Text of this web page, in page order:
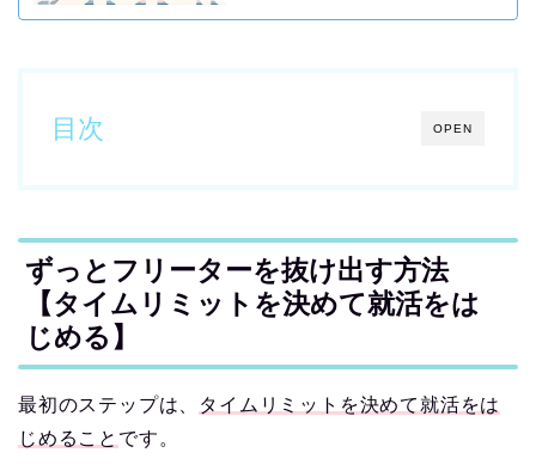
OPEN
目次
ずっとフリーターを抜け出す方法
【タイムリミットを決めて就活をは
じめる】
最初のステップは、
タイムリミットを決めて就活をは
じめること です。